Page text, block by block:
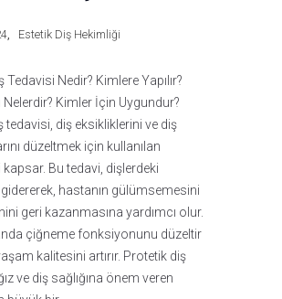
Estetik Diş Hekimliği
Tedavisi Nedir? Kimlere Yapılır?
Nelerdir? Kimler İçin Uygundur?
tedavisi, diş eksikliklerini ve diş
düzeltmek için kullanılan
Bu tedavi, dişlerdeki
hastanın gülümsemesini
geri kazanmasına yardımcı olur.
çiğneme fonksiyonunu düzeltir
kalitesini artırır. Protetik diş
ve diş sağlığına önem veren